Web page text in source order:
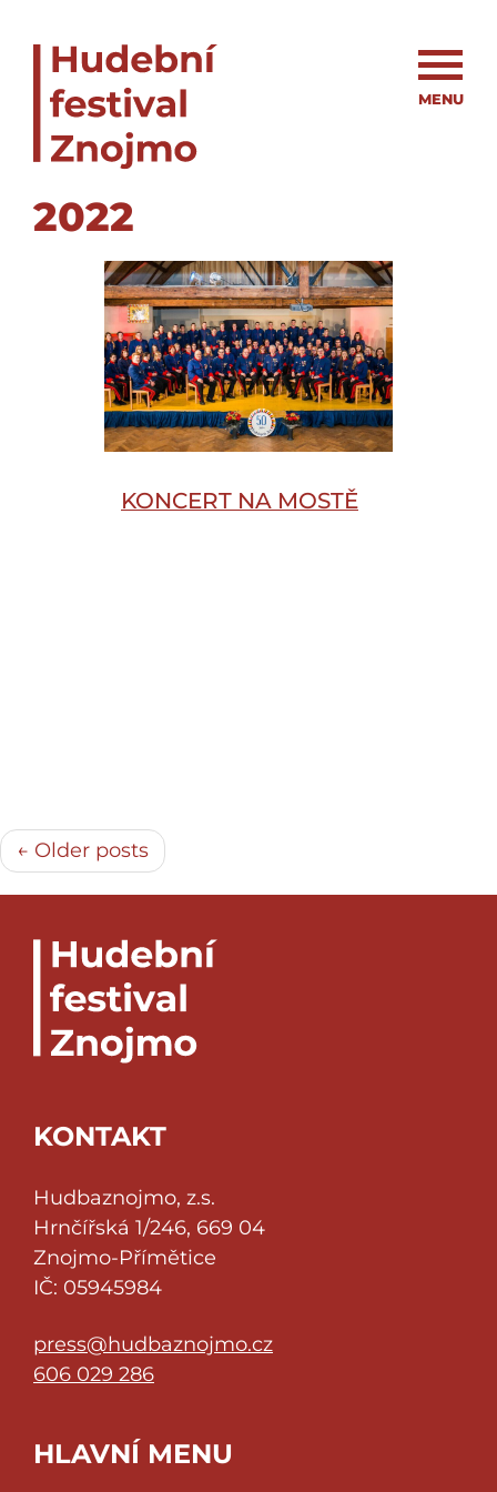
MENU
2022
KONCERT NA MOSTĚ
← Older posts
KONTAKT
Hudbaznojmo, z.s.
Hrnčířská 1/246, 669 04
Znojmo-Přímětice
IČ: 05945984
press@hudbaznojmo.cz
606 029 286
HLAVNÍ MENU